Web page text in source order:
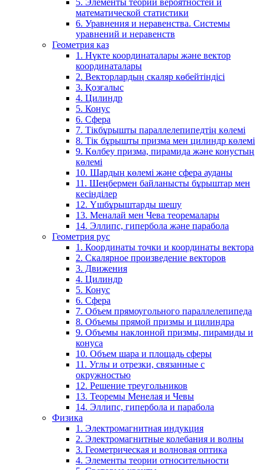
математической статистики
6. Уравнения и неравенства. Системы
уравнений и неравенств
Геометрия каз
1. Нүкте координаталары және вектор
координаталары
2. Векторлардың скаляр көбейтіндісі
3. Қозғалыс
4. Цилиндр
5. Конус
6. Сфера
7. Тікбұрышты параллелепипедтің көлемі
8. Тік бұрышты призма мен цилиндр көлемі
9. Көлбеу призма, пирамида және конустың
көлемі
10. Шардың көлемі және сфера ауданы
11. Шеңбермен байланысты бұрыштар мен
кесінділер
12. Үшбұрыштарды шешу
13. Меналай мен Чева теоремалары
14. Эллипс, гипербола және парабола
Геометрия рус
1. Координаты точки и координаты вектора
2. Скалярное произведение векторов
3. Движения
4. Цилиндр
5. Конус
6. Сфера
7. Объем прямоугольного параллелепипеда
8. Объемы прямой призмы и цилиндра
9. Объемы наклонной призмы, пирамиды и
конуса
10. Объем шара и площадь сферы
11. Углы и отрезки, связанные с
окружностью
12. Решение треугольников
13. Теоремы Менелая и Чевы
14. Эллипс, гипербола и парабола
Физика
1. Электромагнитная индукция
2. Электромагнитные колебания и волны
3. Геометрическая и волновая оптика
4. Элементы теории относительности